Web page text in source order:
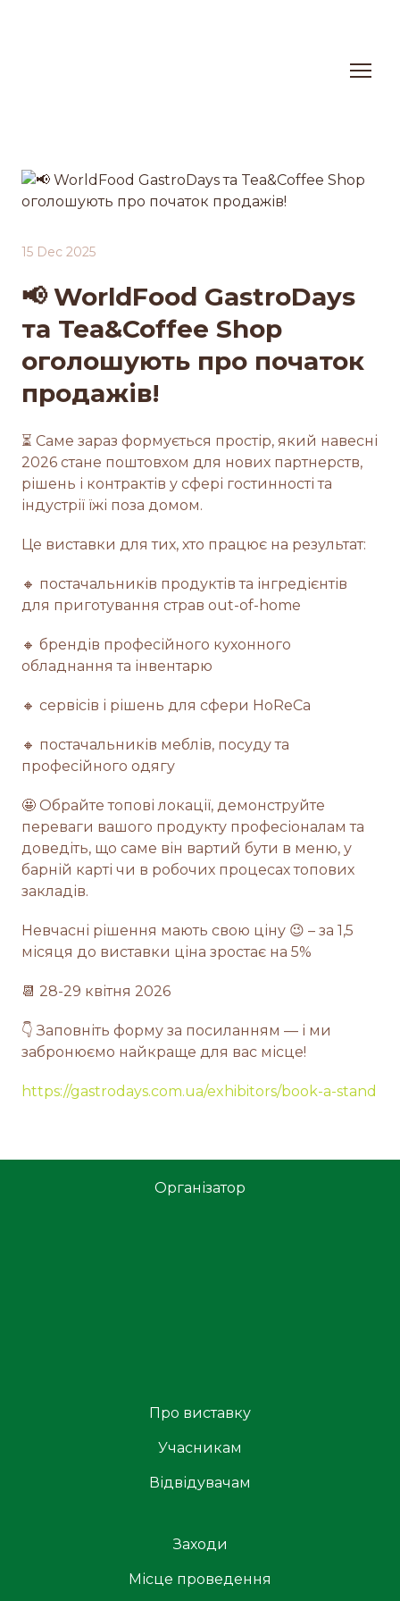
15 Dec 2025
📢 WorldFood GastroDays
та Tea&Coffee Shop
оголошують про початок
продажів!
⏳ Саме зараз формується простір, який навесні
2026 стане поштовхом для нових партнерств,
рішень і контрактів у сфері гостинності та
індустрії їжі поза домом.
Це виставки для тих, хто працює на результат:
🔸 постачальників продуктів та інгредієнтів
для приготування страв out-of-home
🔸 брендів професійного кухонного
обладнання та інвентарю
🔸 сервісів і рішень для сфери HoReCa
🔸 постачальників меблів, посуду та
професійного одягу
🤩 Обрайте топові локації, демонструйте
переваги вашого продукту професіоналам та
доведіть, що саме він вартий бути в меню, у
барній карті чи в робочих процесах топових
закладів.
Невчасні рішення мають свою ціну 😉 – за 1,5
місяця до виставки ціна зростає на 5%
📆 28-29 квітня 2026
👇 Заповніть форму за посиланням — і ми
забронюємо найкраще для вас місце!
https://gastrodays.com.ua/exhibitors/book-a-stand
Організатор
Про виставку
Учасникам
Відвідувачам
Заходи
Місце проведення